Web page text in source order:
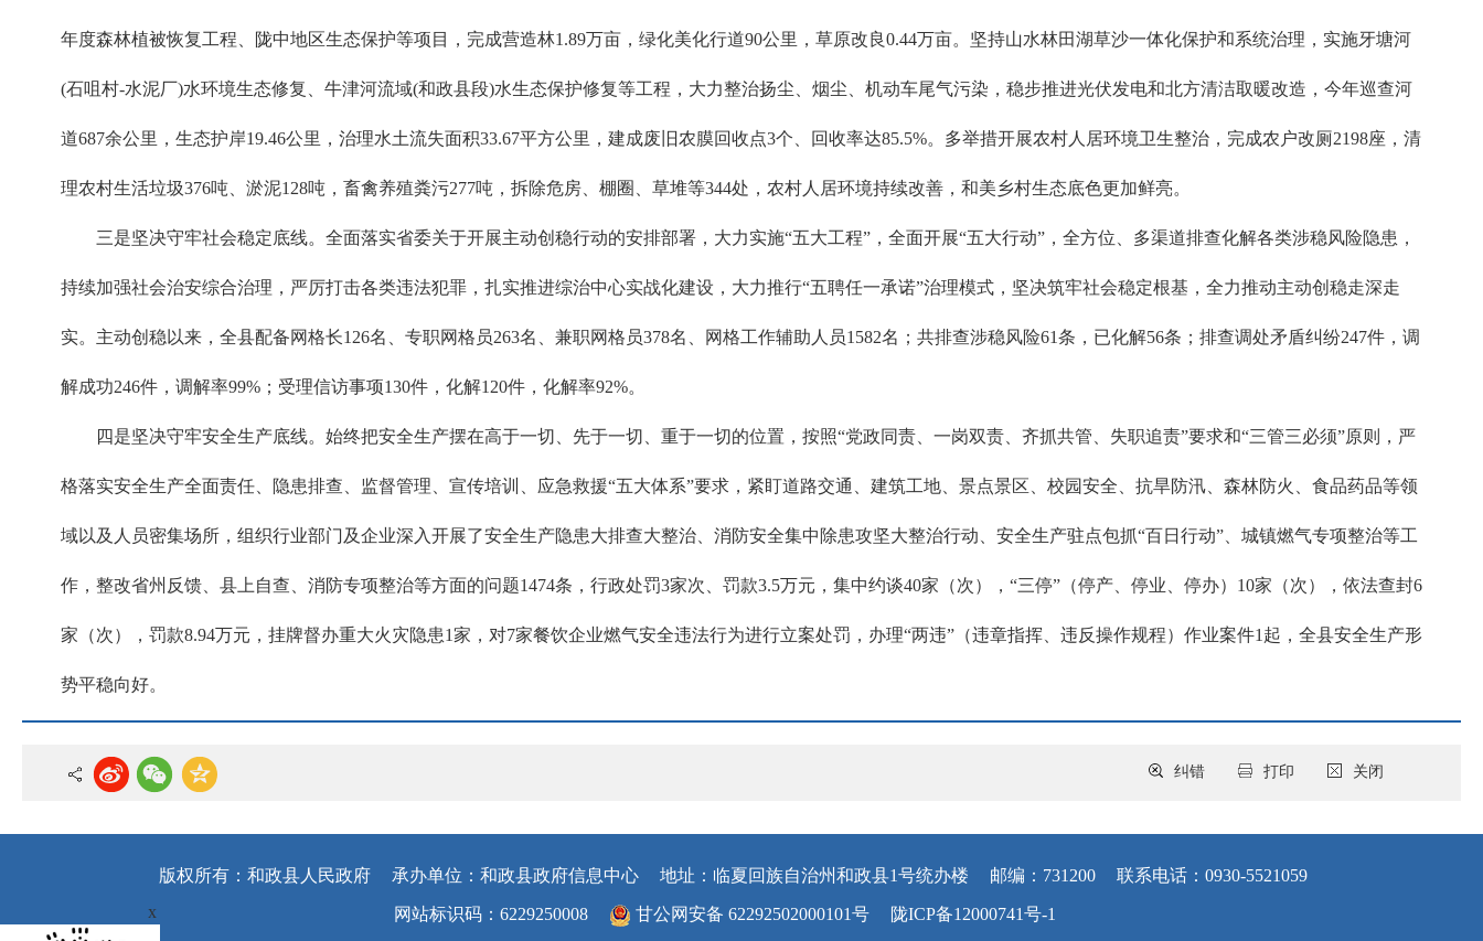
年度森林植被恢复工程、陇中地区生态保护等项目，完成营造林1.89万亩，绿化美化行道90公里，草原改良0.44万亩。坚持山水林田湖草沙一体化保护和系统治理，实施牙塘河
(石咀村-水泥厂)水环境生态修复、牛津河流域(和政县段)水生态保护修复等工程，大力整治扬尘、烟尘、机动车尾气污染，稳步推进光伏发电和北方清洁取暖改造，今年巡查河
道687余公里，生态护岸19.46公里，治理水土流失面积33.67平方公里，建成废旧农膜回收点3个、回收率达85.5%。多举措开展农村人居环境卫生整治，完成农户改厕2198座，清
理农村生活垃圾376吨、淤泥128吨，畜禽养殖粪污277吨，拆除危房、棚圈、草堆等344处，农村人居环境持续改善，和美乡村生态底色更加鲜亮。
三是坚决守牢社会稳定底线。全面落实省委关于开展主动创稳行动的安排部署，大力实施“五大工程”，全面开展“五大行动”，全方位、多渠道排查化解各类涉稳风险隐患，
持续加强社会治安综合治理，严厉打击各类违法犯罪，扎实推进综治中心实战化建设，大力推行“五聘任一承诺”治理模式，坚决筑牢社会稳定根基，全力推动主动创稳走深走
实。主动创稳以来，全县配备网格长126名、专职网格员263名、兼职网格员378名、网格工作辅助人员1582名；共排查涉稳风险61条，已化解56条；排查调处矛盾纠纷247件，调
解成功246件，调解率99%；受理信访事项130件，化解120件，化解率92%。
四是坚决守牢安全生产底线。始终把安全生产摆在高于一切、先于一切、重于一切的位置，按照“党政同责、一岗双责、齐抓共管、失职追责”要求和“三管三必须”原则，严
格落实安全生产全面责任、隐患排查、监督管理、宣传培训、应急救援“五大体系”要求，紧盯道路交通、建筑工地、景点景区、校园安全、抗旱防汛、森林防火、食品药品等领
域以及人员密集场所，组织行业部门及企业深入开展了安全生产隐患大排查大整治、消防安全集中除患攻坚大整治行动、安全生产驻点包抓“百日行动”、城镇燃气专项整治等工
作，整改省州反馈、县上自查、消防专项整治等方面的问题1474条，行政处罚3家次、罚款3.5万元，集中约谈40家（次），“三停”（停产、停业、停办）10家（次），依法查封6
家（次），罚款8.94万元，挂牌督办重大火灾隐患1家，对7家餐饮企业燃气安全违法行为进行立案处罚，办理“两违”（违章指挥、违反操作规程）作业案件1起，全县安全生产形
势平稳向好。
关闭
打印
纠错
版权所有：和政县人民政府 承办单位：和政县政府信息中心 地址：临夏回族自治州和政县1号统办楼 邮编：731200 联系电话：0930-5521059
网站标识码：6229250008 甘公网安备 62292502000101号 陇ICP备12000741号-1
x